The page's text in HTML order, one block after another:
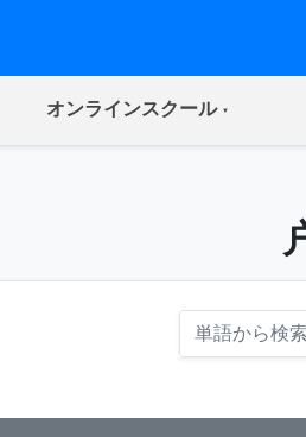
オンラインスクール(current)